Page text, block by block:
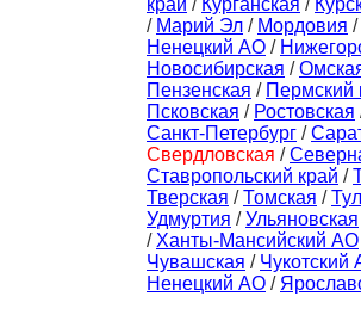
край / Курганская /
/ Марий Эл / Мордовия /
Ненецкий АО /
Новосибирская /
Пензенская / Пермский
Псковская / Ростовская
Санкт-Петербург /
Свердловская /
Ставропольский край /
Тверская /Томская /
Удмуртия /Ульяновская
/ Ханты-Мансийский АО
Чувашская / Чукотский
Ненецкий АО /